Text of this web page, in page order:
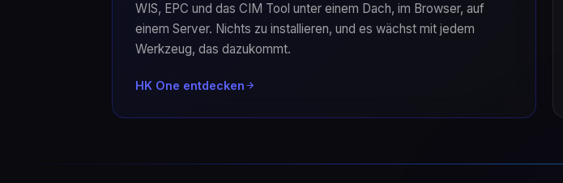
WIS, EPC und das CIM Tool unter einem Dach, im Browser, auf
einem Server. Nichts zu installieren, und es wächst mit jedem
Werkzeug, das dazukommt.
HK One entdecken